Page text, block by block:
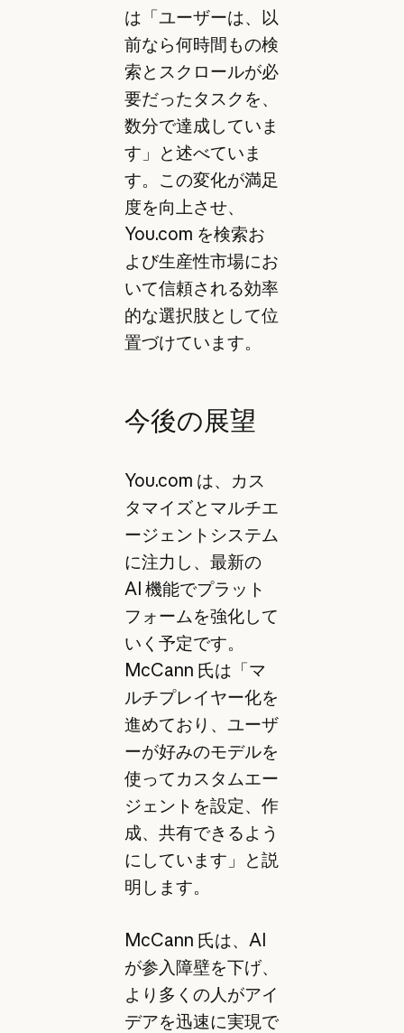
は「ユーザーは、以
前なら何時間もの検
索とスクロールが必
要だったタスクを、
数分で達成していま
す」と述べていま
す。この変化が満足
度を向上させ、
You.com を検索お
よび生産性市場にお
いて信頼される効率
的な選択肢として位
置づけています。
今後の展望
You.com は、カス
タマイズとマルチエ
ージェントシステム
に注力し、最新の
AI 機能でプラット
フォームを強化して
いく予定です。
McCann 氏は「マ
ルチプレイヤー化を
進めており、ユーザ
ーが好みのモデルを
使ってカスタムエー
ジェントを設定、作
成、共有できるよう
にしています」と説
明します。
McCann 氏は、AI
が参入障壁を下げ、
より多くの人がアイ
デアを迅速に実現で